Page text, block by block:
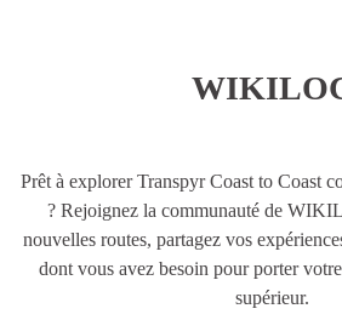
Prêt à explorer Transpyr Coast to Coast
? Rejoignez la communauté de
nouvelles routes, partagez vos
dont vous avez besoin pour porter
supérieur.